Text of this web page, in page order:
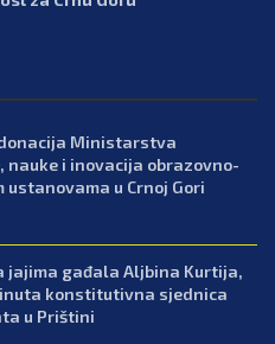
Ministarstva
nauke i inovacija obrazovno-
ustanovama u Crnoj Gori
jajima gađala Aljbina Kurtija,
konstitutivna sjednica
u Prištini